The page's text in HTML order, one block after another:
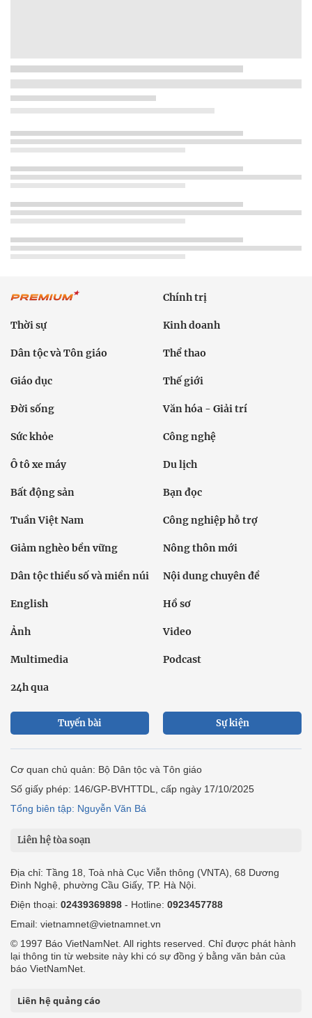
Chính trị
Thời sự Kinh doanh
Dân tộc và Tôn giáo Thể thao
Giáo dục Thế giới
Đời sống Văn hóa - Giải trí
Sức khỏe Công nghệ
Ô tô xe máy Du lịch
Bất động sản Bạn đọc
Tuần Việt Nam Công nghiệp hỗ trợ
Giảm nghèo bền vững Nông thôn mới
Dân tộc thiểu số và miền núi Nội dung chuyên đề
English Hồ sơ
Ảnh Video
Multimedia Podcast
24h qua
Tuyến bài Sự kiện
Cơ quan chủ quản: Bộ Dân tộc và Tôn giáo
Số giấy phép: 146/GP-BVHTTDL, cấp ngày 17/10/2025
Tổng biên tập: Nguyễn Văn Bá
Liên hệ tòa soạn
Địa chỉ: Tầng 18, Toà nhà Cục Viễn thông (VNTA), 68 Dương
Đình Nghệ, phường Cầu Giấy, TP. Hà Nội.
Điện thoại: 02439369898 - Hotline: 0923457788
Email: vietnamnet@vietnamnet.vn
© 1997 Báo VietNamNet. All rights reserved. Chỉ được phát hành
lại thông tin từ website này khi có sự đồng ý bằng văn bản của
báo VietNamNet.
Liên hệ quảng cáo